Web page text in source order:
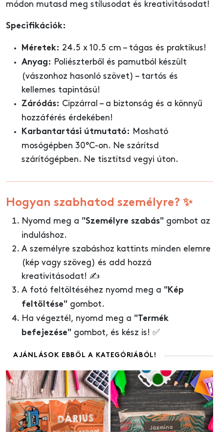
módon mutasd meg stílusodat és kreativitásodat!
Specifikációk:
Méretek: 24.5 x 10.5 cm – tágas és praktikus!
Anyag:
Poliészterből és pamutból készült
(vászonhoz hasonló szövet) – tartós és
kellemes tapintású!
Záródás: Cipzárral – a biztonság és a könnyű
hozzáférés érdekében!
Karbantartási útmutató:
Mosható
mosógépben 30°C-on. Ne szárítsd
szárítógépben. Ne tisztítsd vegyi úton.
Hogyan szabhatod személyre? ✨
Nyomd meg a "Személyre szabás" gombot az
induláshoz.
A személyre szabáshoz kattints minden elemre
(kép vagy szöveg) és add hozzá
kreativitásodat! ✍️
A fotó feltöltéséhez nyomd meg a "Kép
feltöltése" gombot.
Ha végeztél, nyomd meg a "Termék
befejezése" gombot, és kész is! ✅
AJÁNLÁSOK EBBŐL A KATEGÓRIÁBÓL!